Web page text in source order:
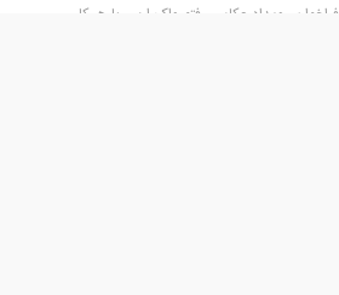
فراخوان رویداد عکاسی فتو واک ارس با همکاری